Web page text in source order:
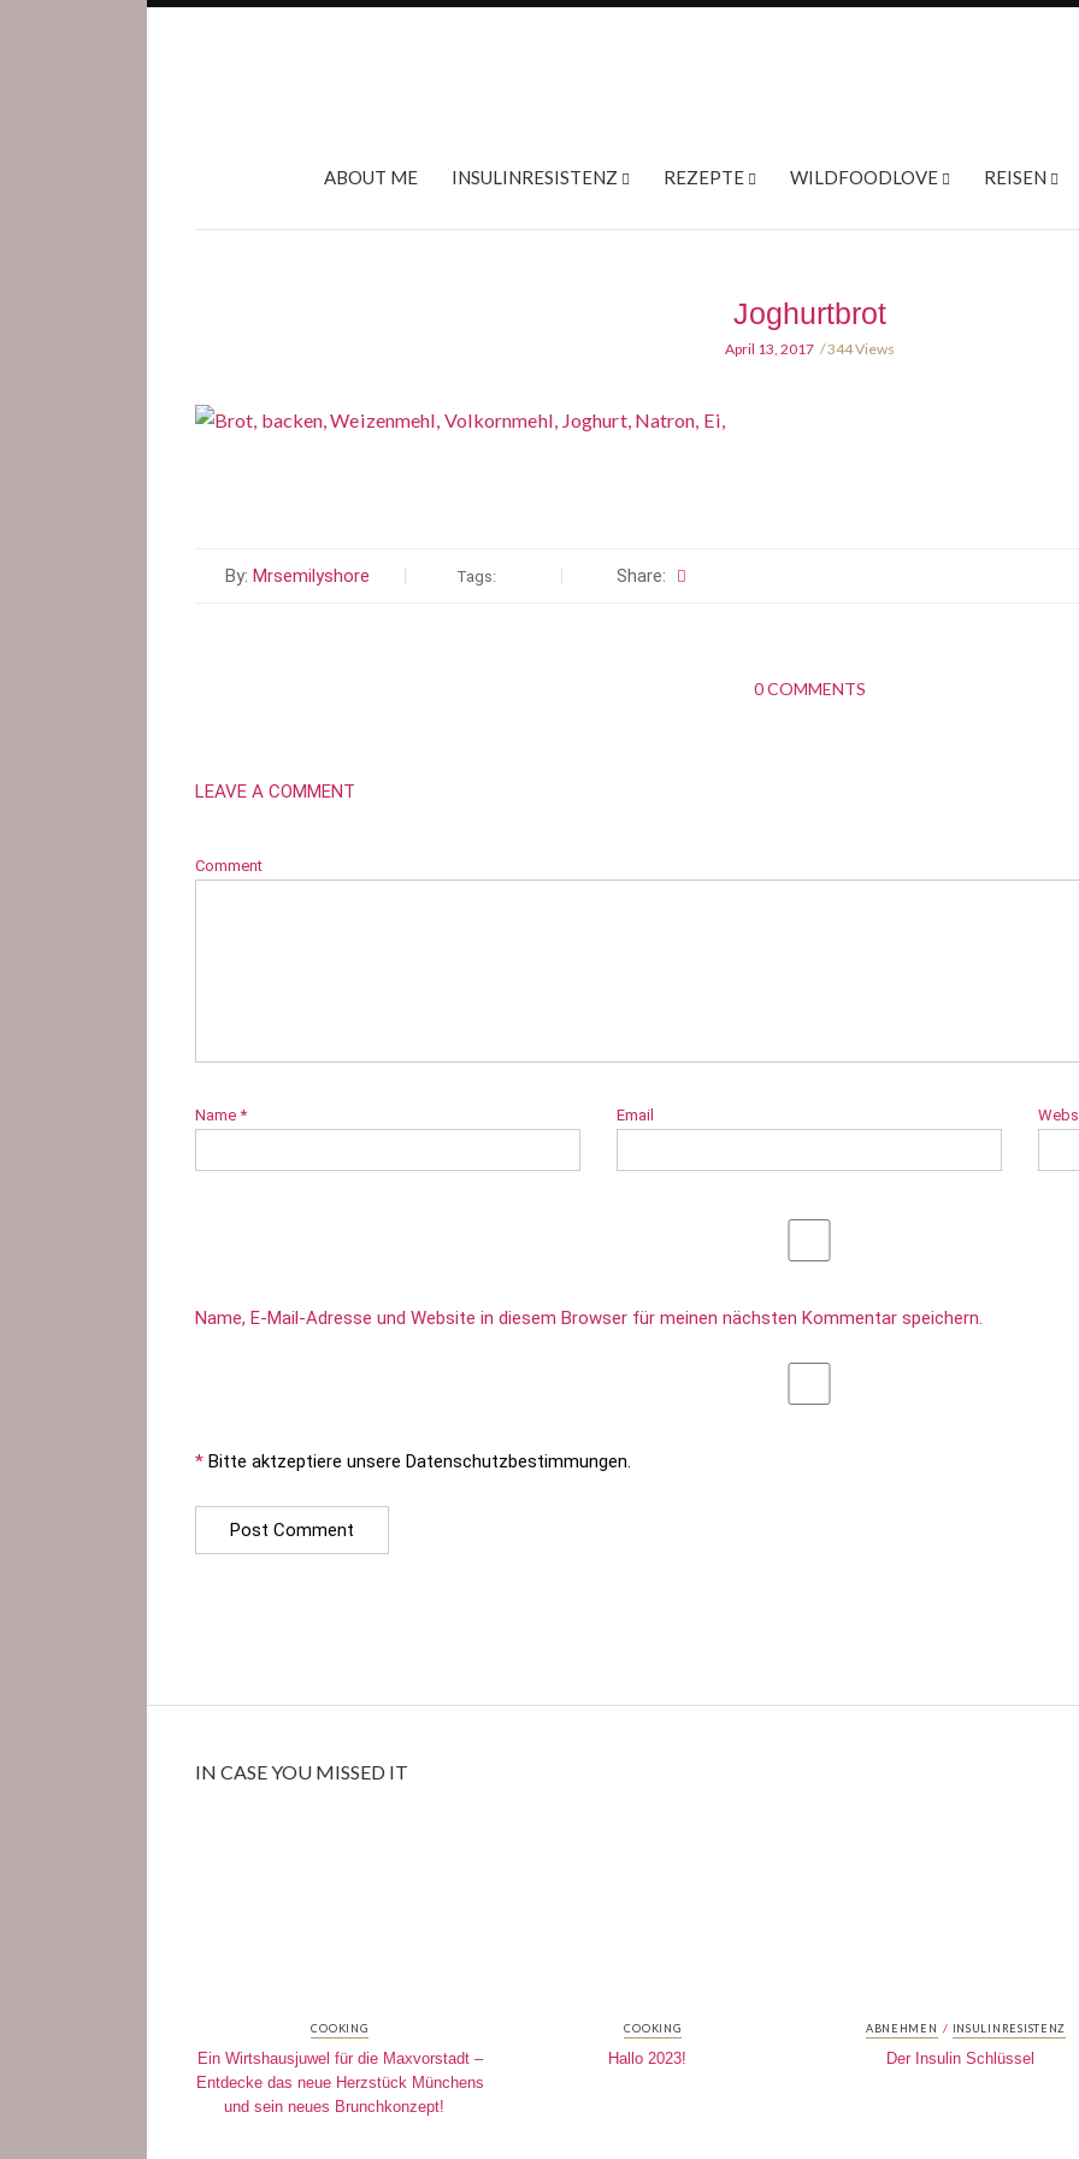
ABOUT ME INSULINRESISTENZ REZEPTE WILDFOODLOVE REISEN
Joghurtbrot
April 13, 2017 344 Views
By: Mrsemilyshore Tags: Share:
0 COMMENTS
LEAVE A COMMENT
Comment
Name * Email
Name, E-Mail-Adresse und Website in diesem Browser für meinen nächsten Kommentar speichern.
* Bitte aktzeptiere unsere Datenschutzbestimmungen.
IN CASE YOU MISSED IT
COOKING
Ein Wirtshausjuwel für die Maxvorstadt –
Entdecke das neue Herzstück Münchens
und sein neues Brunchkonzept!
COOKING
Hallo 2023!
ABNEHMEN / INSULINRESISTENZ
Der Insulin Schlüssel